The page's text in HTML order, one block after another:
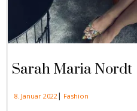
Sarah Maria Nordt
8. Januar 2022| Fashion